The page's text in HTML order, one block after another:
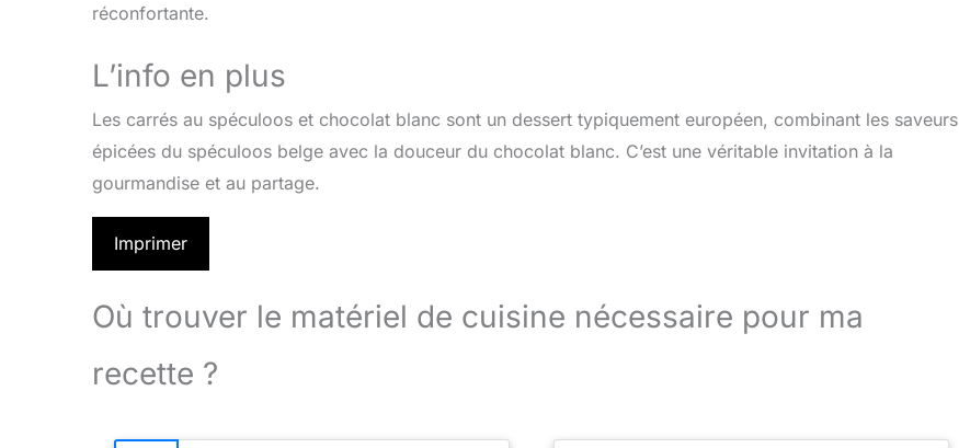
réconfortante.
L’info en plus
Les carrés au spéculoos et chocolat blanc sont un dessert typiquement européen, combinant les saveurs
épicées du spéculoos belge avec la douceur du chocolat blanc. C’est une véritable invitation à la
gourmandise et au partage.
Imprimer
Où trouver le matériel de cuisine nécessaire pour ma
recette ?